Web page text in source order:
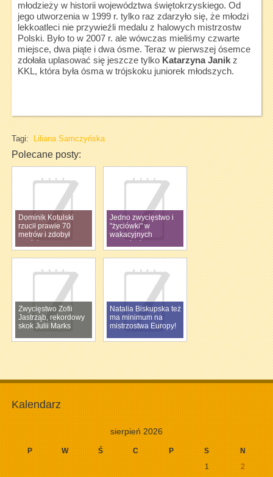
młodzieży w historii województwa świętokrzyskiego. Od
jego utworzenia w 1999 r. tylko raz zdarzyło się, że młodzi
lekkoatleci nie przywieźli medalu z halowych mistrzostw
Polski. Było to w 2007 r. ale wówczas mieliśmy czwarte
miejsce, dwa piąte i dwa ósme. Teraz w pierwszej ósemce
zdołała uplasować się jeszcze tylko Katarzyna Janikz
KKL, która była ósma w trójskoku juniorek młodszych.
Tagi: Liliana Samczyńska
Polecane posty:
Dominik Kotulski
rzucił prawie 70
metrów i zdobył
medal
Jedno zwycięstwo i
"życiówki" w
wakacyjnych
zawodach
Zwycięstwo Zofii
Jastrząb, rekordowy
skok Julii Marks
Natalia Biskupska też
ma minimum na
mistrzostwa Europy!
Kalendarz
sierpień 2026
P W Ś C P S N
1
2